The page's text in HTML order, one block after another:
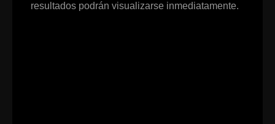
resultados podrán visualizarse inmediatamente.